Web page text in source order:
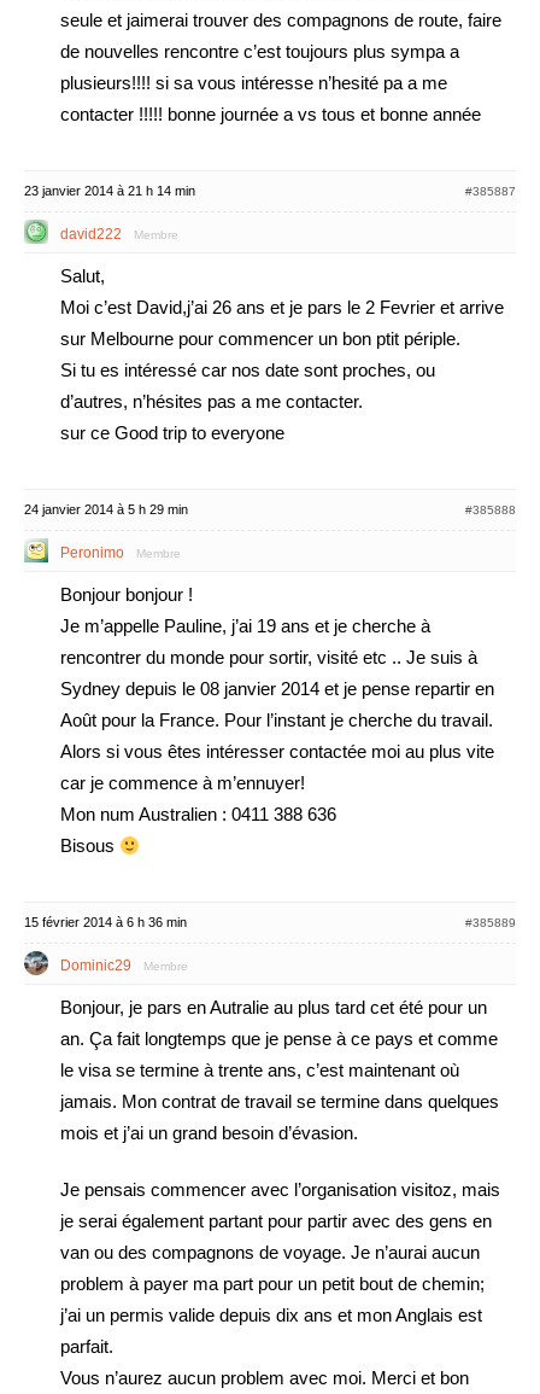
seule et jaimerai trouver des compagnons de route, faire
de nouvelles rencontre c’est toujours plus sympa a
plusieurs!!!! si sa vous intéresse n’hesité pa a me
contacter !!!!! bonne journée a vs tous et bonne année
23 janvier 2014 à 21 h 14 min #385887
david222 Membre
Salut,
Moi c’est David,j’ai 26 ans et je pars le 2 Fevrier et arrive
sur Melbourne pour commencer un bon ptit périple.
Si tu es intéressé car nos date sont proches, ou
d’autres, n’hésites pas a me contacter.
sur ce Good trip to everyone
24 janvier 2014 à 5 h 29 min #385888
Peronimo Membre
Bonjour bonjour !
Je m’appelle Pauline, j’ai 19 ans et je cherche à
rencontrer du monde pour sortir, visité etc .. Je suis à
Sydney depuis le 08 janvier 2014 et je pense repartir en
Août pour la France. Pour l’instant je cherche du travail.
Alors si vous êtes intéresser contactée moi au plus vite
car je commence à m’ennuyer!
Mon num Australien : 0411 388 636
Bisous
15 février 2014 à 6 h 36 min #385889
Dominic29 Membre
Bonjour, je pars en Autralie au plus tard cet été pour un
an. Ça fait longtemps que je pense à ce pays et comme
le visa se termine à trente ans, c’est maintenant où
jamais. Mon contrat de travail se termine dans quelques
mois et j’ai un grand besoin d’évasion.
Je pensais commencer avec l’organisation visitoz, mais
je serai également partant pour partir avec des gens en
van ou des compagnons de voyage. Je n’aurai aucun
problem à payer ma part pour un petit bout de chemin;
j’ai un permis valide depuis dix ans et mon Anglais est
parfait.
Vous n’aurez aucun problem avec moi. Merci et bon